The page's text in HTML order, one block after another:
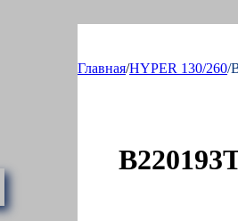
Главная/HYPER 130/260/